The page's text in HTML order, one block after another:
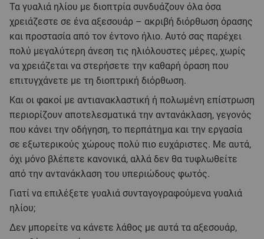
Τα γυαλιά ηλίου με διοπτρία συνδυάζουν όλα όσα
χρειάζεστε σε ένα αξεσουάρ – ακριβή διόρθωση όρασης
και προστασία από τον έντονο ήλιο. Αυτό σας παρέχει
πολύ μεγαλύτερη άνεση τις ηλιόλουστες μέρες, χωρίς
να χρειάζεται να στερήσετε την καθαρή όραση που
επιτυγχάνετε με τη διοπτρική διόρθωση.
Και οι φακοί με αντιανακλαστική ή πολωμένη επίστρωση
περιορίζουν αποτελεσματικά την αντανάκλαση, γεγονός
που κάνει την οδήγηση, το περπάτημα και την εργασία
σε εξωτερικούς χώρους πολύ πιο ευχάριστες. Με αυτά,
όχι μόνο βλέπετε κανονικά, αλλά δεν θα τυφλωθείτε
από την αντανάκλαση του υπεριώδους φωτός.
Γιατί να επιλέξετε γυαλιά συνταγογραφούμενα γυαλιά
ηλίου;
Δεν μπορείτε να κάνετε λάθος με αυτά τα αξεσουάρ,